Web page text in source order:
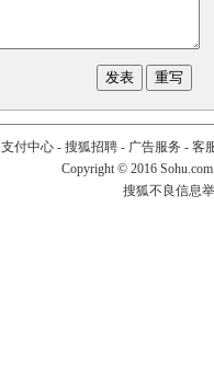
支付中心- 搜狐招聘- 广告服务 - 客
Copyright © 2016
搜狐不良信息